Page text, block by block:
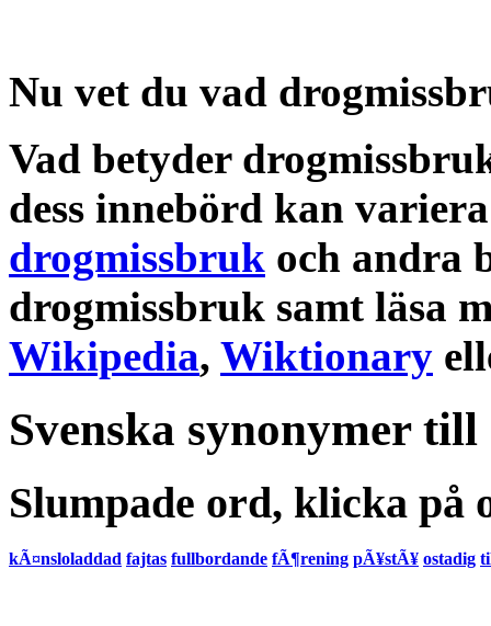
Nu vet du vad
Vad betyder
dess innebörd kan
drogmissbruk och andra
drogmissbruk samt läsa
Wikipedia, Wiktionary
Svenska synonymer
Slumpade ord, klicka på
kÃ¤nsloladdad fajtas fullbordande fÃ¶rening pÃ¥stÃ¥ ostadig